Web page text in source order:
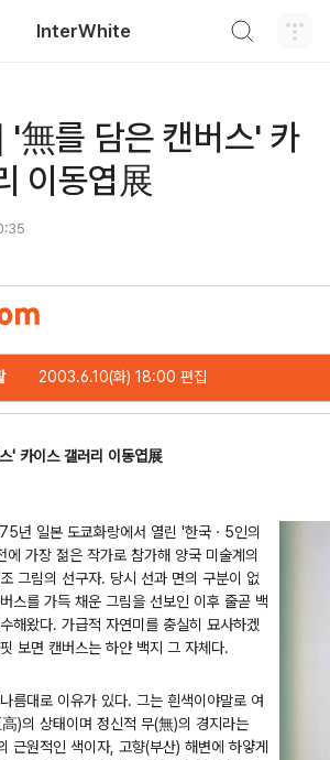
InterWhite
'無를 담은 캔버스' 카
이동엽展
2003.6.10(화) 18:00 편집
' 카이스 갤러리 이동엽展
년 일본 도쿄화랑에서 열린 '한국ㆍ5인의
에 가장 젊은 작가로 참가해 양국 미술계의
그림의 선구자. 당시 선과 면의 구분이 없
스를 가득 채운 그림을 선보인 이후 줄곧 백
해왔다. 가급적 자연미를 충실히 묘사하겠
보면 캔버스는 하얀 백지 그 자체다.
름대로 이유가 있다. 그는 흰색이야말로 여
)의 상태이며 정신적 무(無)의 경지라는
근원적인 색이자, 고향(부산) 해변에 하얗게